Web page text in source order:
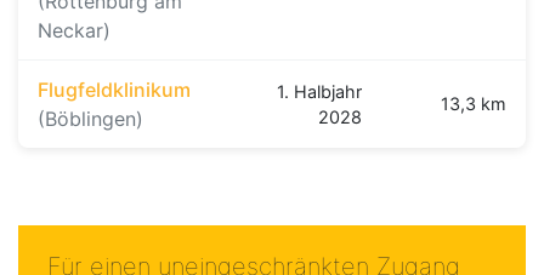
Neckar)
Flugfeldklinikum
(Böblingen)
1. Halbjahr
2028
13,3 km
Für einen uneingeschränkten Zugang